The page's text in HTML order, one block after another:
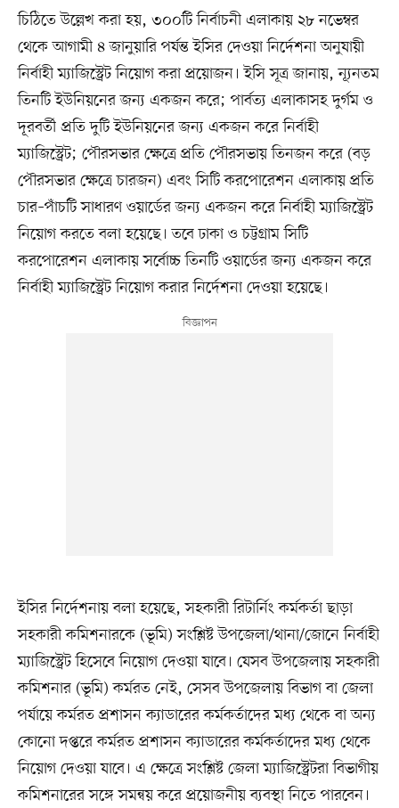
চিঠিতে উল্লেখ করা হয়, ৩০০টি নির্বাচনী এলাকায় ২৮ নভেম্বর
থেকে আগামী ৪ জানুয়ারি পর্যন্ত ইসির দেওয়া নির্দেশনা অনুযায়ী
নির্বাহী ম্যাজিস্ট্রেট নিয়োগ করা প্রয়োজন। ইসি সূত্র জানায়, ন্যূনতম
তিনটি ইউনিয়নের জন্য একজন করে; পার্বত্য এলাকাসহ দুর্গম ও
দূরবর্তী প্রতি দুটি ইউনিয়নের জন্য একজন করে নির্বাহী
ম্যাজিস্ট্রেট; পৌরসভার ক্ষেত্রে প্রতি পৌরসভায় তিনজন করে (বড়
পৌরসভার ক্ষেত্রে চারজন) এবং সিটি করপোরেশন এলাকায় প্রতি
চার–পাঁচটি সাধারণ ওয়ার্ডের জন্য একজন করে নির্বাহী ম্যাজিস্ট্রেট
নিয়োগ করতে বলা হয়েছে। তবে ঢাকা ও চট্টগ্রাম সিটি
করপোরেশন এলাকায় সর্বোচ্চ তিনটি ওয়ার্ডের জন্য একজন করে
নির্বাহী ম্যাজিস্ট্রেট নিয়োগ করার নির্দেশনা দেওয়া হয়েছে।
ইসির নির্দেশনায় বলা হয়েছে, সহকারী রিটার্নিং কর্মকর্তা ছাড়া
সহকারী কমিশনারকে (ভূমি) সংশ্লিষ্ট উপজেলা/থানা/জোনে নির্বাহী
ম্যাজিস্ট্রেট হিসেবে নিয়োগ দেওয়া যাবে। যেসব উপজেলায় সহকারী
কমিশনার (ভূমি) কর্মরত নেই, সেসব উপজেলায় বিভাগ বা জেলা
পর্যায়ে কর্মরত প্রশাসন ক্যাডারের কর্মকর্তাদের মধ্য থেকে বা অন্য
কোনো দপ্তরে কর্মরত প্রশাসন ক্যাডারের কর্মকর্তাদের মধ্য থেকে
নিয়োগ দেওয়া যাবে। এ ক্ষেত্রে সংশ্লিষ্ট জেলা ম্যাজিস্ট্রেটরা বিভাগীয়
কমিশনারের সঙ্গে সমন্বয় করে প্রয়োজনীয় ব্যবস্থা নিতে পারবেন।